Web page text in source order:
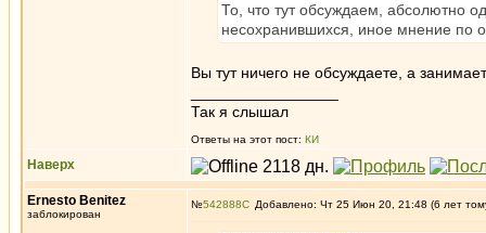
То, что тут обсуждаем, абсолютно
несохранившихся, иное мнение по
Вы тут ничего не обсуждаете, а
Так я слышал
Ответы на этот пост: КИ
Наверх
Ernesto Benitez
заблокирован
№542888 Добавлено: Чт 25 Июн 20, 21:48 (6 лет